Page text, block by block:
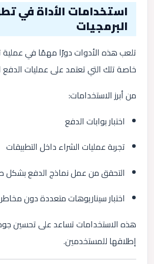
استخدامات الأداة في
البرمجيات
تلعب هذه الأدوات دورًا مهمًا في عملية
خاصة تلك التي تعتمد على عمليات الدفع
من أبرز الاستخدامات:
اختبار بوابات الدفع
تجربة عمليات الشراء داخل التطبيقات
التحقق من عمل نماذج الدفع بشكل
اختبار سيناريوهات متعددة دون مخاطر
هذه الاستخدامات تساعد على تحسين
إطلاقها للمستخدمين.